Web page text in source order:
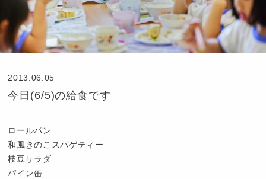
2013.06.05
今日(6/5)の給食です
ロールパン
和風きのこスパゲティー
枝豆サラダ
パイン缶